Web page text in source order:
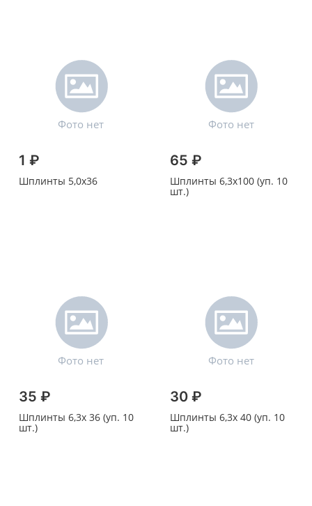
1 ₽
Шплинты 5,0х36
65 ₽
Шплинты 6,3х100 (уп. 10
шт.)
35 ₽
Шплинты 6,3х 36 (уп. 10
шт.)
30 ₽
Шплинты 6,3х 40 (уп. 10
шт.)